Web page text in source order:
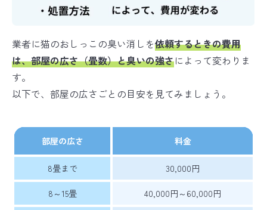
業者に猫のおしっこの臭い消しを依頼するときの費用
は、部屋の広さ（畳数）と臭いの強さによって変わりま
す。
以下で、部屋の広さごとの目安を見てみましょう。
部屋の広さ 料金
8畳まで 30,000円
8～15畳 40,000円～60,000円